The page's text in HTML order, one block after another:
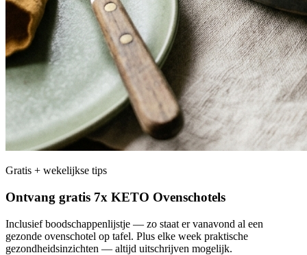
Gratis + wekelijkse tips
Ontvang gratis 7x KETO Ovenschotels
Inclusief boodschappenlijstje — zo staat er vanavond al een
gezonde ovenschotel op tafel. Plus elke week praktische
gezondheidsinzichten — altijd uitschrijven mogelijk.